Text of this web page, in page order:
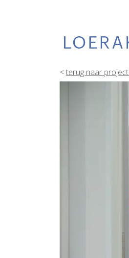
<terug naar